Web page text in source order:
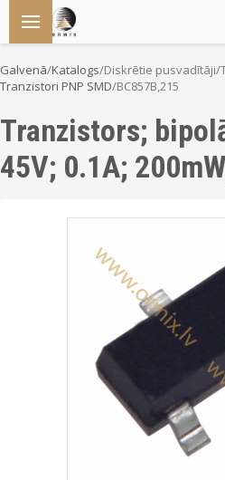
Galvenā/Katalogs/Diskrētie pusvadītāji/
Tranzistori PNP SMD/BC857B,215
Tranzistors;
45V; 0.1A;